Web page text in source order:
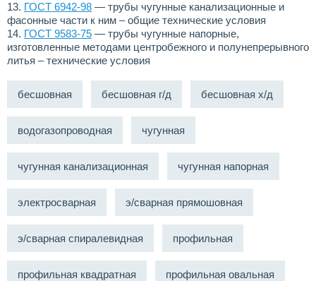
13. ГОСТ 6942-98 — трубы чугунные канализационные и
фасонные части к ним – общие технические условия
14. ГОСТ 9583-75 — трубы чугунные напорные,
изготовленные методами центробежного и полунепрерывного
литья – технические условия
бесшовная бесшовная г/д бесшовная х/д
водогазопроводная чугунная
чугунная канализационная чугунная напорная
электросварная э/сварная прямошовная
э/сварная спиралевидная профильная
профильная квадратная профильная овальная